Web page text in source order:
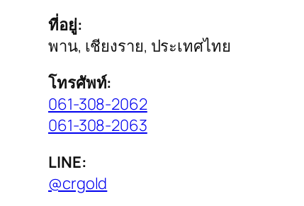
ที่อยู่:
พาน, เชียงราย, ประเทศไทย
โทรศัพท์:
061-308-2062
061-308-2063
LINE:
@crgold